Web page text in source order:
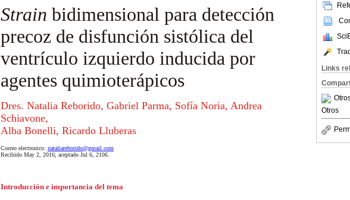
Links
Otros
Strain bidimensional para detección
precoz de disfunción sistólica del
ventrículo izquierdo inducida por
agentes quimioterápicos
Dres. Natalia Reborido, Gabriel Parma, Sofía Noria, Andrea
Schiavone,
Alba Bonelli, Ricardo Lluberas
Correo electronico: nataliareborido@gmail.com
Recibido May 2, 2016; aceptado Jul 6, 2106.
Introducción e importancia del tema